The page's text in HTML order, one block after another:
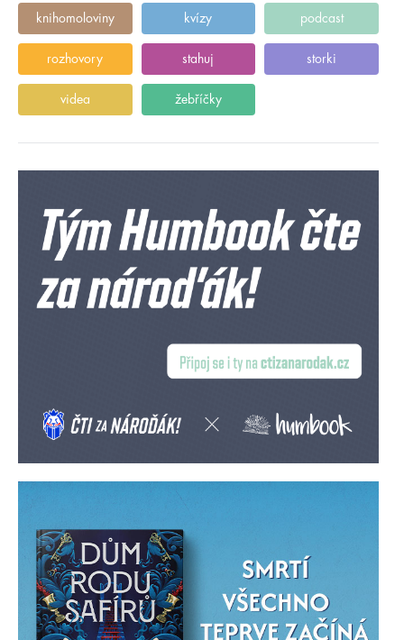
knihomoloviny kvízy podcast
rozhovory stahuj storki
videa žebříčky